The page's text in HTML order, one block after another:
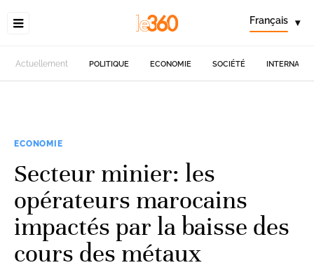
Français ▾
Actuellement POLITIQUE ECONOMIE SOCIÉTÉ
ECONOMIE
Secteur minier: les
opérateurs marocains
impactés par la baisse des
cours des métaux